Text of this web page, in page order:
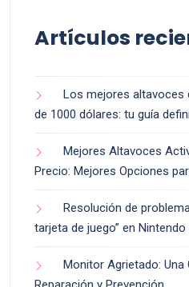
Artículos
Los mejores altavoces
de 1000 dólares: tu guía
Mejores Altavoces
Precio: Mejores Opciones
Resolución de
tarjeta de juego” en Nintendo
Monitor Agrietado: Una